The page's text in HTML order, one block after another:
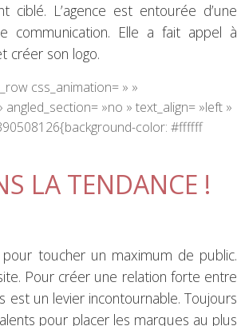
L’agence est entourée d’une
communication. Elle a fait appel à
créer son logo.
css_animation= » »
»no » text_align= »left »
color: #ffffff
LA TENDANCE !
toucher un maximum de public.
Pour créer une relation forte entre
un levier incontournable. Toujours
pour placer les marques au plus